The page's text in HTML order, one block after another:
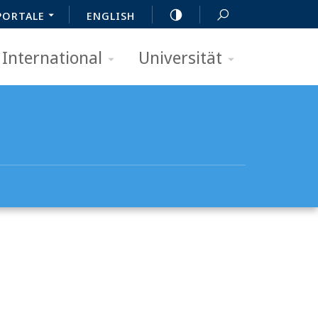
ENGLISH
International Universität